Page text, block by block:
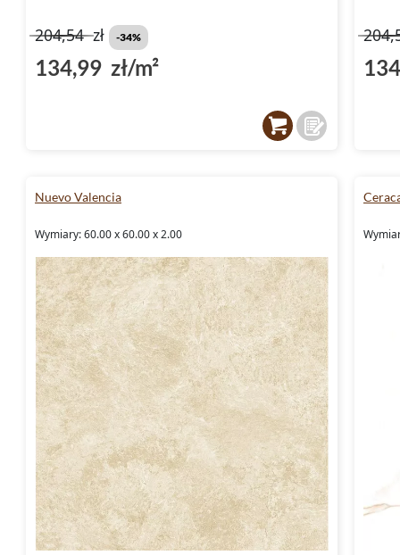
204,54zł -34%
134,99 zł/m²
Nuevo Valencia
Wymiary: 60.00 x 60.00 x 2.00